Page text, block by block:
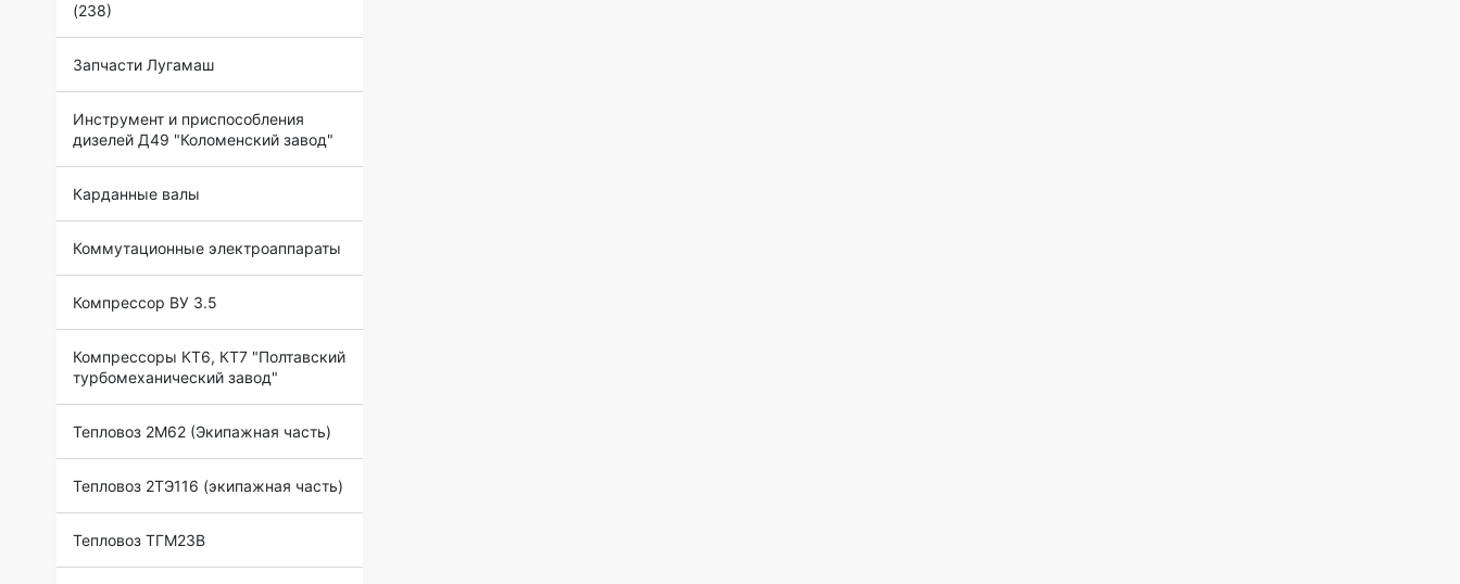
(238)
Запчасти Лугамаш
Инструмент и приспособления
дизелей Д49 "Коломенский завод"
Карданные валы
Коммутационные электроаппараты
Компрессор ВУ 3.5
Компрессоры КТ6, КТ7 "Полтавский
турбомеханический завод"
Тепловоз 2М62 (Экипажная часть)
Тепловоз 2ТЭ116 (экипажная часть)
Тепловоз ТГМ23В